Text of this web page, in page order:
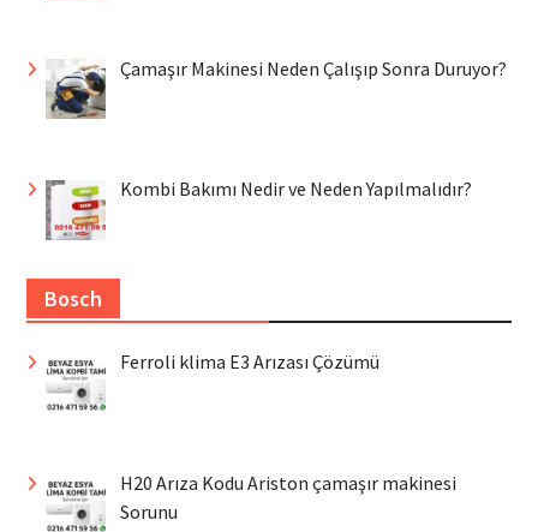
Çamaşır Makinesi Neden Çalışıp Sonra Duruyor?
Kombi Bakımı Nedir ve Neden Yapılmalıdır?
Bosch
Ferroli klima E3 Arızası Çözümü
H20 Arıza Kodu Ariston çamaşır makinesi
Sorunu